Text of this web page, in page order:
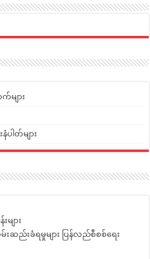
များ
ပါတ်များ
ျား
းဆည်းခံရမှုများ ပြန်လည်စီစစ်ရေး